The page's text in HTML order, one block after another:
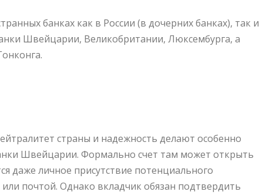
банках как в России (в дочернихбанках), так и
Швейцарии, Великобритании, Люксембурга, а
страны и надежность делают особенно
Швейцарии. Формально счет там может открыть
даже личное присутствие потенциального
почтой. Однако вкладчик обязан подтвердить